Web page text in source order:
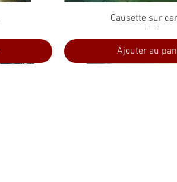
Aperçu rapide
Causette sur
Ajouter au